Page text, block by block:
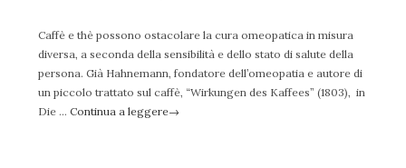
Caffè e thè possono ostacolare la cura omeopatica in misura
diversa, a seconda della sensibilità e dello stato di salute della
persona. Già Hahnemann, fondatore dell’omeopatia e autore di
un piccolo trattato sul caffè, “Wirkungen des Kaffees” (1803), in
Die … Continua a leggere→